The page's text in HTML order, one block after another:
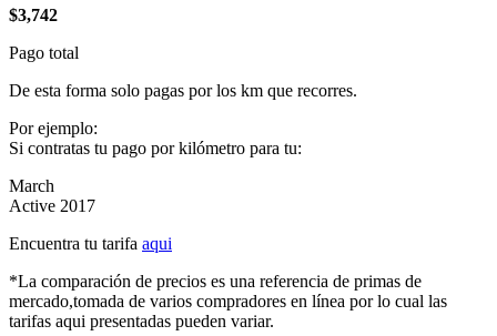
$3,742
Pago total
De esta forma solo pagas por los km que recorres.
Por ejemplo:
Si contratas tu pago por kilómetro para tu:
March
Active 2017
Encuentra tu tarifa aqui
*La comparación de precios es una referencia de primas de
mercado,tomada de varios compradores en línea por lo cual las
tarifas aqui presentadas pueden variar.